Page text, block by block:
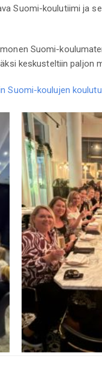
Suomi-koulutiimi ja
Suomi-
keskusteltiin paljon
Suomi-koulujen